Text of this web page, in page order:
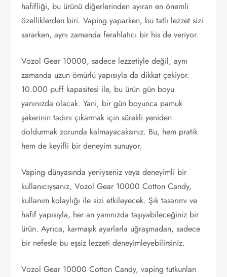
hafifliği, bu ürünü diğerlerinden ayıran en önemli
özelliklerden biri. Vaping yaparken, bu tatlı lezzet sizi
sararken, aynı zamanda ferahlatıcı bir his de veriyor.
Vozol Gear 10000, sadece lezzetiyle değil, aynı
zamanda uzun ömürlü yapısıyla da dikkat çekiyor.
10.000 puff kapasitesi ile, bu ürün gün boyu
yanınızda olacak. Yani, bir gün boyunca pamuk
şekerinin tadını çıkarmak için sürekli yeniden
doldurmak zorunda kalmayacaksınız. Bu, hem pratik
hem de keyifli bir deneyim sunuyor.
Vaping dünyasında yeniyseniz veya deneyimli bir
kullanıcıysanız, Vozol Gear 10000 Cotton Candy,
kullanım kolaylığı ile sizi etkileyecek. Şık tasarımı ve
hafif yapısıyla, her an yanınızda taşıyabileceğiniz bir
ürün. Ayrıca, karmaşık ayarlarla uğraşmadan, sadece
bir nefesle bu eşsiz lezzeti deneyimleyebilirsiniz.
Vozol Gear 10000 Cotton Candy, vaping tutkunları